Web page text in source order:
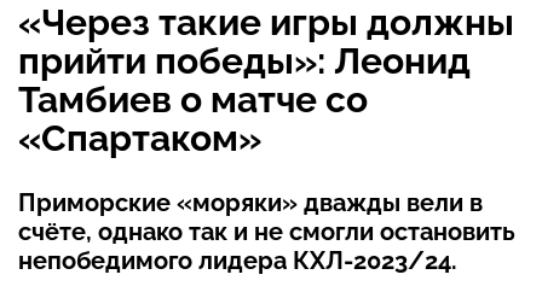
«Через такие игры должны
прийти победы»: Леонид
Тамбиев о матче со
«Спартаком»
Приморские «моряки» дважды вели в
счёте, однако так и не смогли остановить
непобедимого лидера КХЛ-2023/24.